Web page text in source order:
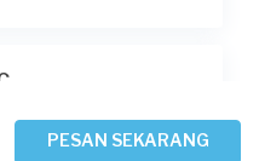
PESAN SEKARANG